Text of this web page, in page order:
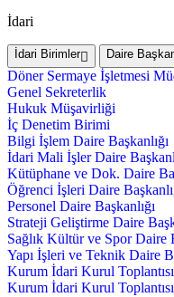
İdari
İdari Birimler Daire
Döner Sermaye İşletmesi
Genel Sekreterlik
Hukuk Müşavirliği
İç Denetim Birimi
Bilgi İşlem Daire Başkanlığı
İdari Mali İşler Daire
Kütüphane ve Dok. Daire
Öğrenci İşleri Daire
Personel Daire Başkanlığı
Strateji Geliştirme Daire
Sağlık Kültür ve Spor Daire
Yapı İşleri ve Teknik Daire
Kurum İdari Kurul
Kurum İdari Kurul